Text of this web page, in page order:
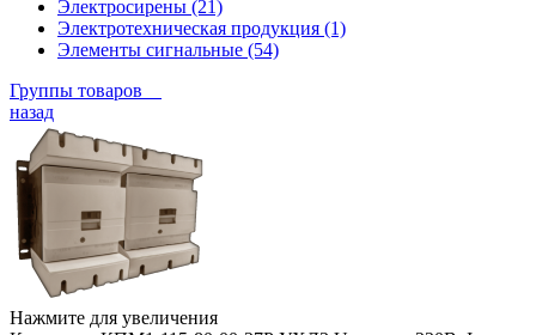
Электросирены (21)
Электротехническая продукция (1)
Элементы сигнальные (54)
Группы товаров
назад
Нажмите для увеличения